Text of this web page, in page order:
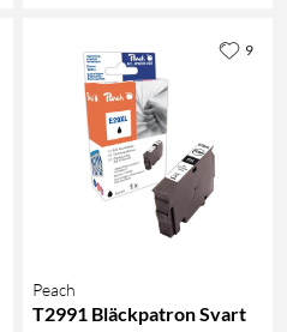
Peach
T2991 Bläckpatron Svart
9